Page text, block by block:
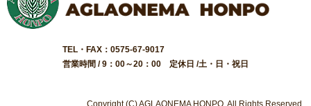
TEL・FAX：0575-67-9017
営業時間 / 9：00～20：00 定休日 /土・日・祝日